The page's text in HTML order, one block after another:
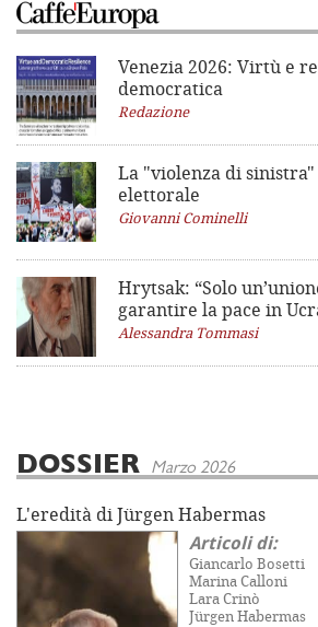
Venezia 2026: Virtù e
democratica
Redazione
La "violenza di sinistra"
elettorale
Giovanni Cominelli
Hrytsak: “Solo
garantire la pace in
Alessandra Tommasi
DOSSIER Marzo 2026
L'eredità di Jürgen Habermas
Articoli di:
Giancarlo Bosetti
Marina Calloni
Lara Crinò
Jürgen Habermas